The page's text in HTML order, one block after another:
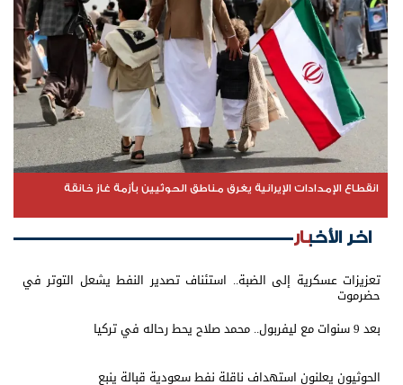
انقطاع الإمدادات الإيرانية يغرق مناطق الحوثيين بأزمة غاز خانقة
اخر الأخبار
تعزيزات عسكرية إلى الضبة.. استئناف تصدير النفط يشعل التوتر في
حضرموت
بعد 9 سنوات مع ليفربول.. محمد صلاح يحط رحاله في تركيا
الحوثيون يعلنون استهداف ناقلة نفط سعودية قبالة ينبع